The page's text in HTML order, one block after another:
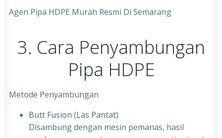
Agen Pipa HDPE Murah Resmi Di Semarang
3. Cara Penyambungan
Pipa HDPE
Metode Penyambungan
Butt Fusion (Las Pantat)
Disambung dengan mesin pemanas, hasil